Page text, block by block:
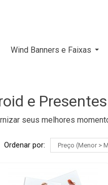
Wind Banners e Faixas
e Presentes
seus melhores
Ordenar por: